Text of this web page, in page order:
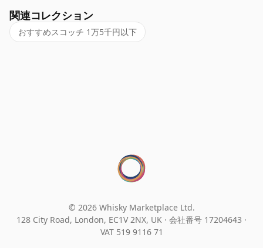
関連コレクション
おすすめスコッチ 1万5千円以下
© 2026 Whisky Marketplace Ltd.
128 City Road, London, EC1V 2NX, UK · 会社番号 17204643 ·
VAT 519 9116 71